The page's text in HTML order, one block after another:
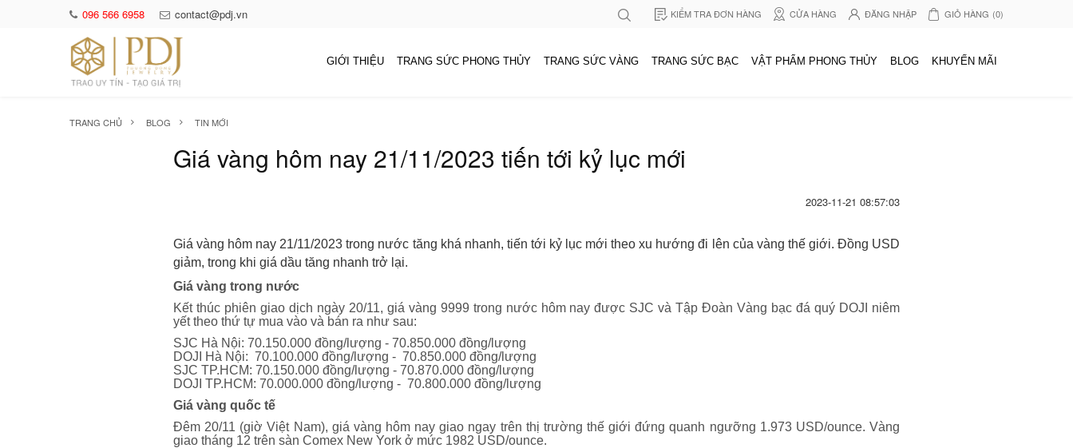
096 566 6958 contact@pdj.vn KIỂM TRA ĐƠN HÀNG CỬA HÀNG ĐĂNG NHẬP GIỎ HÀNG (0)
GIỚI THIỆU TRANG SỨC PHONG THỦY TRANG SỨC VÀNG TRANG SỨC BẠC VẬT PHẨM PHONG THỦY BLOG KHUYẾN MÃI
TRANG CHỦ BLOG TIN MỚI
Giá vàng hôm nay 21/11/2023 tiến tới kỷ lục mới
2023-11-21 08:57:03
Giá vàng hôm nay 21/11/2023 trong nước tăng khá nhanh, tiến tới kỷ lục mới theo xu hướng đi lên của vàng thế giới. Đồng USD
giảm, trong khi giá dầu tăng nhanh trở lại.
Giá vàng trong nước
Kết thúc phiên giao dịch ngày 20/11, giá vàng 9999 trong nước hôm nay được SJC và Tập Đoàn Vàng bạc đá quý DOJI niêm
yết theo thứ tự mua vào và bán ra như sau:
SJC Hà Nội: 70.150.000 đồng/lượng - 70.850.000 đồng/lượng
DOJI Hà Nội: 70.100.000 đồng/lượng - 70.850.000 đồng/lượng
SJC TP.HCM: 70.150.000 đồng/lượng - 70.870.000 đồng/lượng
DOJI TP.HCM: 70.000.000 đồng/lượng - 70.800.000 đồng/lượng
Giá vàng quốc tế
Đêm 20/11 (giờ Việt Nam), giá vàng hôm nay giao ngay trên thị trường thế giới đứng quanh ngưỡng 1.973 USD/ounce. Vàng
giao tháng 12 trên sàn Comex New York ở mức 1982 USD/ounce.